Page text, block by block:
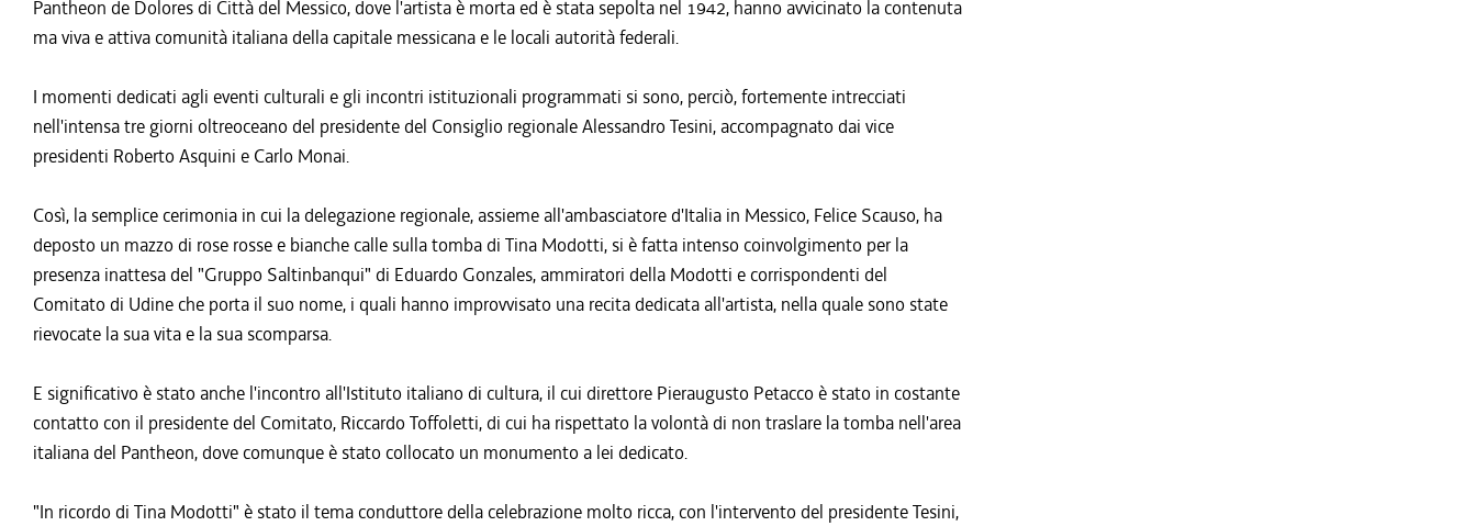
Pantheon de Dolores di Città del Messico, dove l'artista è morta ed è stata sepolta nel 1942, hanno avvicinato la contenuta
ma viva e attiva comunità italiana della capitale messicana e le locali autorità federali.
I momenti dedicati agli eventi culturali e gli incontri istituzionali programmati si sono, perciò, fortemente intrecciati
nell'intensa tre giorni oltreoceano del presidente del Consiglio regionale Alessandro Tesini, accompagnato dai vice
presidenti Roberto Asquini e Carlo Monai.
Così, la semplice cerimonia in cui la delegazione regionale, assieme all'ambasciatore d'Italia in Messico, Felice Scauso, ha
deposto un mazzo di rose rosse e bianche calle sulla tomba di Tina Modotti, si è fatta intenso coinvolgimento per la
presenza inattesa del "Gruppo Saltinbanqui" di Eduardo Gonzales, ammiratori della Modotti e corrispondenti del
Comitato di Udine che porta il suo nome, i quali hanno improvvisato una recita dedicata all'artista, nella quale sono state
rievocate la sua vita e la sua scomparsa.
E significativo è stato anche l'incontro all'Istituto italiano di cultura, il cui direttore Pieraugusto Petacco è stato in costante
contatto con il presidente del Comitato, Riccardo Toffoletti, di cui ha rispettato la volontà di non traslare la tomba nell'area
italiana del Pantheon, dove comunque è stato collocato un monumento a lei dedicato.
"In ricordo di Tina Modotti" è stato il tema conduttore della celebrazione molto ricca, con l'intervento del presidente Tesini,